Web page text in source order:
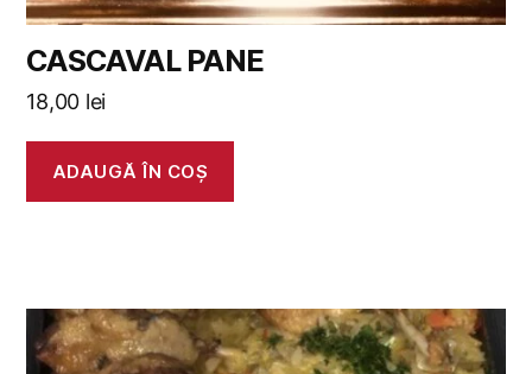
CASCAVAL PANE
18,00 lei
ADAUGĂ ÎN COȘ